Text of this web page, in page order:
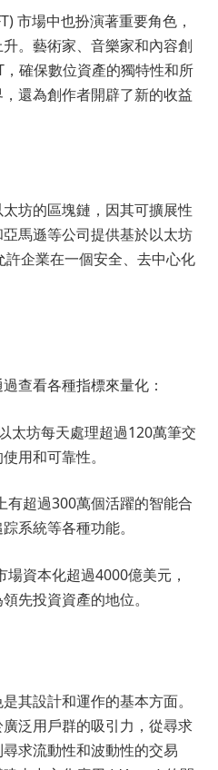
市場中也扮演著重要角色，
。藝術家、音樂家和內容創
確保數位資產的獨特性和所
還為創作者開辟了新的收益
坊的區塊鏈，因其可擴展性
馬遜等公司提供基於以太坊
許企業在一個安全、去中心化
查看各種指標來量化：
太坊每天處理超過120萬筆交
用和可靠性。
有超過300萬個活躍的智能合
系統等各種功能。
場資本化超過4000億美元，
先投資資產的地位。
其設計和運作的基本方面。
泛用戶群的吸引力，從尋求
求流動性和波動性的交易